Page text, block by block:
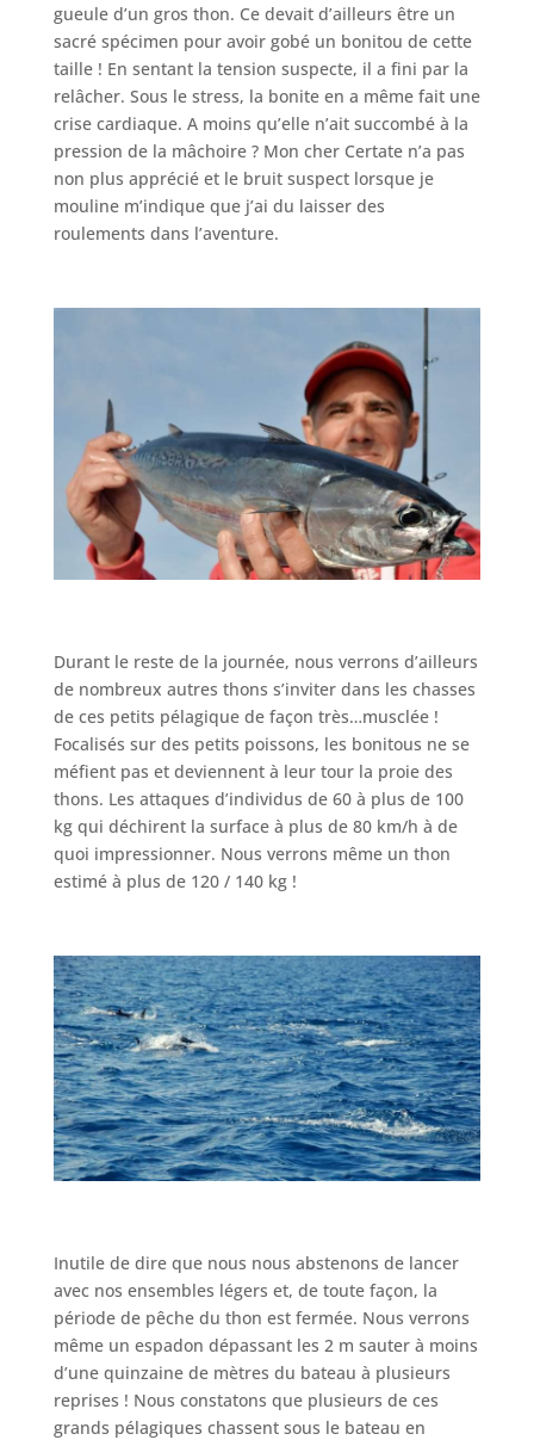
gueule d’un gros thon. Ce devait d’ailleurs être un
sacré spécimen pour avoir gobé un bonitou de cette
taille ! En sentant la tension suspecte, il a fini par la
relâcher. Sous le stress, la bonite en a même fait une
crise cardiaque. A moins qu’elle n’ait succombé à la
pression de la mâchoire ? Mon cher Certate n’a pas
non plus apprécié et le bruit suspect lorsque je
mouline m’indique que j’ai du laisser des
roulements dans l’aventure.
Durant le reste de la journée, nous verrons d’ailleurs
de nombreux autres thons s’inviter dans les chasses
de ces petits pélagique de façon très…musclée !
Focalisés sur des petits poissons, les bonitous ne se
méfient pas et deviennent à leur tour la proie des
thons. Les attaques d’individus de 60 à plus de 100
kg qui déchirent la surface à plus de 80 km/h à de
quoi impressionner. Nous verrons même un thon
estimé à plus de 120 / 140 kg !
Inutile de dire que nous nous abstenons de lancer
avec nos ensembles légers et, de toute façon, la
période de pêche du thon est fermée. Nous verrons
même un espadon dépassant les 2 m sauter à moins
d’une quinzaine de mètres du bateau à plusieurs
reprises ! Nous constatons que plusieurs de ces
grands pélagiques chassent sous le bateau en